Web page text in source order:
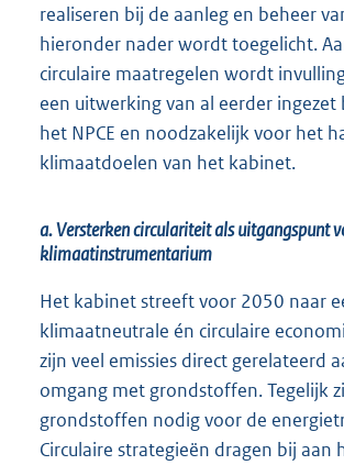
realiseren bij de aanleg en beheer
hieronder nader wordt toegelicht.
circulaire maatregelen wordt
een uitwerking van al eerder
het NPCE en noodzakelijk voor het
klimaatdoelen van het kabinet.
a. Versterken circulariteit als uitgangspunt
klimaatinstrumentarium
Het kabinet streeft voor 2050 naar
klimaatneutrale én circulaire
zijn veel emissies direct gerelateerd
omgang met grondstoffen. Tegelijk
grondstoffen nodig voor de
Circulaire strategieën dragen bij aan